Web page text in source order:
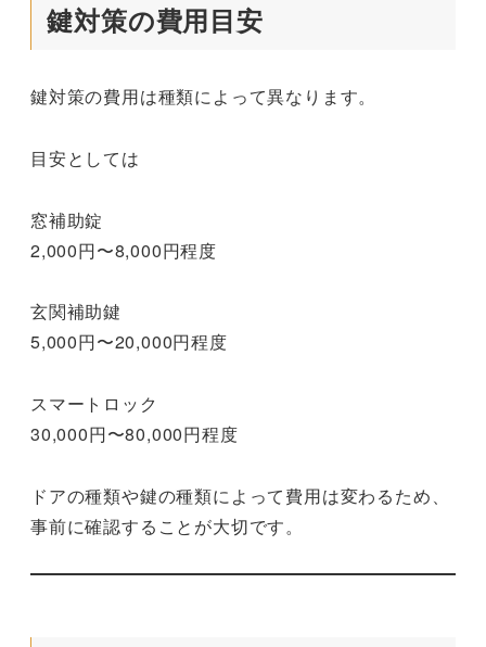
鍵対策の費用目安
鍵対策の費用は種類によって異なります。
目安としては
窓補助錠
2,000円〜8,000円程度
玄関補助鍵
5,000円〜20,000円程度
スマートロック
30,000円〜80,000円程度
ドアの種類や鍵の種類によって費用は変わるため、
事前に確認することが大切です。